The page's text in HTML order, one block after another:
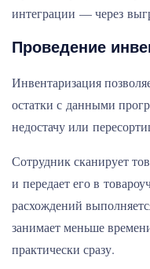
интеграции — через
Проведение
Инвентаризация
остатки с данными
недостачу или
Сотрудник сканирует
и передает его в
расхождений
занимает меньше
практически сразу.